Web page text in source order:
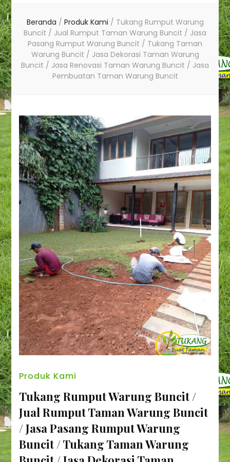
Beranda / Produk Kami / Tukang Rumput Warung
Buncit / Jual Rumput Taman Warung Buncit / Jasa
Pasang Rumput Warung Buncit / Tukang Taman
Warung Buncit / Jasa Dekorasi Taman Warung
Buncit / Jasa Renovasi Taman Warung Buncit / Jasa
Pembuatan Taman Warung Buncit
Produk Kami
Tukang Rumput Warung Buncit /
Jual Rumput Taman Warung Buncit
/ Jasa Pasang Rumput Warung
Buncit / Tukang Taman Warung